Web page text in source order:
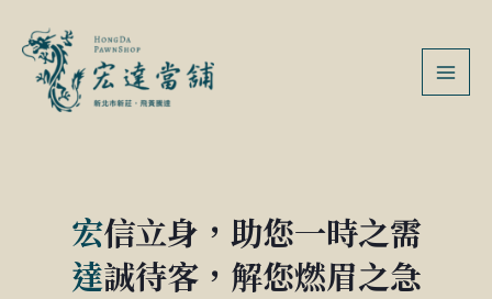
宏信立身，助您一時之需
達誠待客，解您燃眉之急